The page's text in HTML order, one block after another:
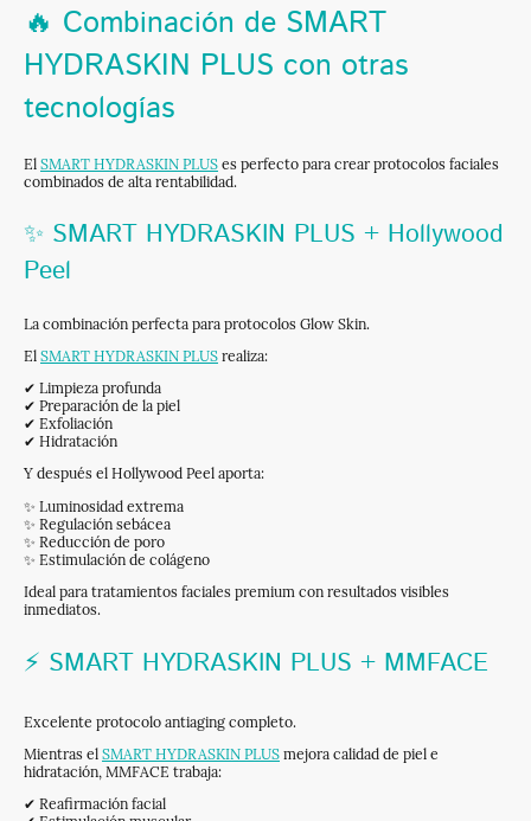
🔥 Combinación de SMART
HYDRASKIN PLUS con otras
tecnologías
El SMART HYDRASKIN PLUS es perfecto para crear protocolos faciales
combinados de alta rentabilidad.
✨ SMART HYDRASKIN PLUS + Hollywood
Peel
La combinación perfecta para protocolos Glow Skin.
El SMART HYDRASKIN PLUS realiza:
✔ Limpieza profunda
✔ Preparación de la piel
✔ Exfoliación
✔ Hidratación
Y después el Hollywood Peel aporta:
✨ Luminosidad extrema
✨ Regulación sebácea
✨ Reducción de poro
✨ Estimulación de colágeno
Ideal para tratamientos faciales premium con resultados visibles
inmediatos.
⚡ SMART HYDRASKIN PLUS + MMFACE
Excelente protocolo antiaging completo.
Mientras el SMART HYDRASKIN PLUS mejora calidad de piel e
hidratación, MMFACE trabaja:
✔ Reafirmación facial